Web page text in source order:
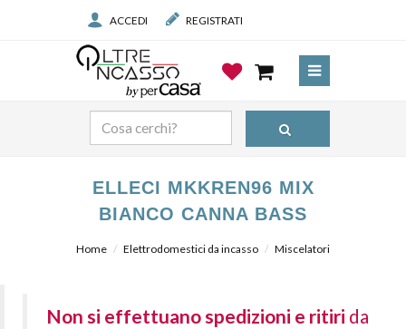
ACCEDI REGISTRATI
ELLECI MKKREN96 MIX
BIANCO CANNA BASS
Home Elettrodomestici da incasso Miscelatori
Non si effettuano spedizioni e ritiri da